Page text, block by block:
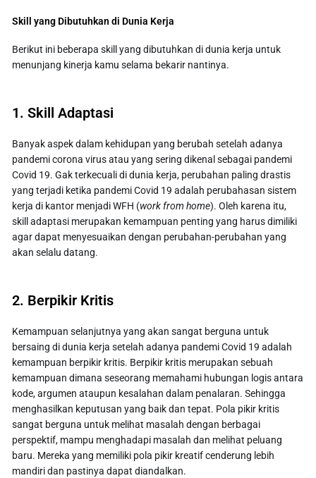
Skill yang Dibutuhkan di Dunia Kerja
Berikut ini beberapa skill yang dibutuhkan di dunia kerja untuk
menunjang kinerja kamu selama bekarir nantinya.
1. Skill Adaptasi
Banyak aspek dalam kehidupan yang berubah setelah adanya
pandemi corona virus atau yang sering dikenal sebagai pandemi
Covid 19. Gak terkecuali di dunia kerja, perubahan paling drastis
yang terjadi ketika pandemi Covid 19 adalah perubahasan sistem
kerja di kantor menjadi WFH (work from home). Oleh karena itu,
skill adaptasi merupakan kemampuan penting yang harus dimiliki
agar dapat menyesuaikan dengan perubahan-perubahan yang
akan selalu datang.
2. Berpikir Kritis
Kemampuan selanjutnya yang akan sangat berguna untuk
bersaing di dunia kerja setelah adanya pandemi Covid 19 adalah
kemampuan berpikir kritis. Berpikir kritis merupakan sebuah
kemampuan dimana seseorang memahami hubungan logis antara
kode, argumen ataupun kesalahan dalam penalaran. Sehingga
menghasilkan keputusan yang baik dan tepat. Pola pikir kritis
sangat berguna untuk melihat masalah dengan berbagai
perspektif, mampu menghadapi masalah dan melihat peluang
baru. Mereka yang memiliki pola pikir kreatif cenderung lebih
mandiri dan pastinya dapat diandalkan.